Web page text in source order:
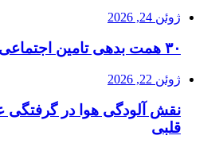
ژوئن 24, 2026
۳۰ همت بدهی تامین اجتماعی به وزارت بهداشت
ژوئن 22, 2026
نقش آلودگی هوا در گرفتگی
قلبی